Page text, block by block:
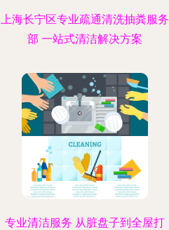
上海长宁区专业疏通清洗抽粪服务
部 一站式清洁解决方案
专业清洁服务 从脏盘子到全屋打